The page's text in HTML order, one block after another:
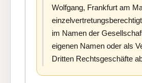
Wolfgang, Frankfurt am
im Namen der
eigenen Namen oder als
Dritten Rechtsgeschäfte